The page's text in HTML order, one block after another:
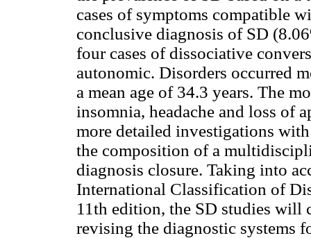
cases of symptoms compatible
conclusive diagnosis of SD
four cases of dissociative
autonomic. Disorders occurred
a mean age of 34.3 years. The
insomnia, headache and loss of
more detailed investigations
the composition of a
diagnosis closure. Taking into
International Classification of
11th edition, the SD studies will
revising the diagnostic systems